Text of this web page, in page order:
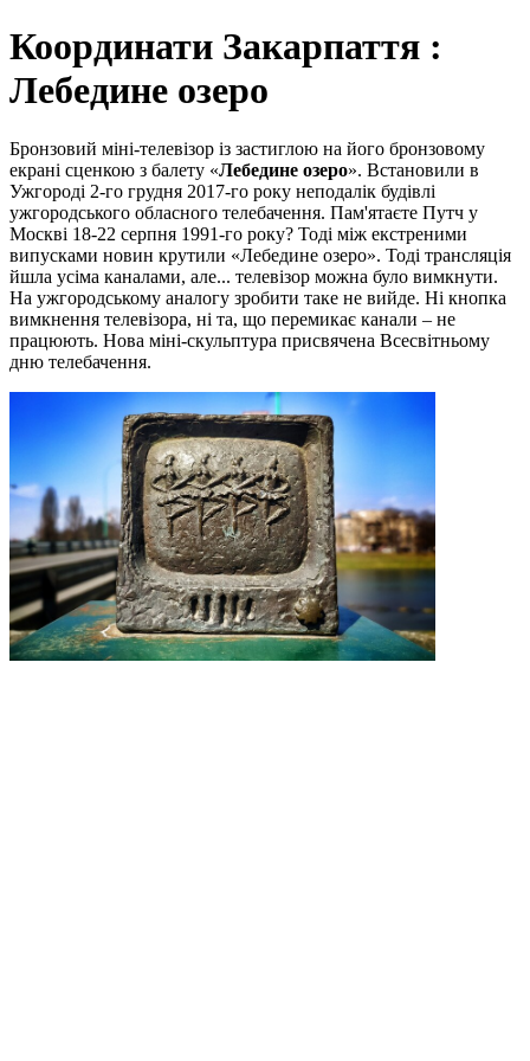
Координати Закарпаття :
Лебедине озеро
Бронзовий міні-телевізор із застиглою на його бронзовому
екрані сценкою з балету «Лебедине озеро». Встановили в
Ужгороді 2-го грудня 2017-го року неподалік будівлі
ужгородського обласного телебачення. Пам'ятаєте Путч у
Москві 18-22 серпня 1991-го року? Тоді між екстреними
випусками новин крутили «Лебедине озеро». Тоді трансляція
йшла усіма каналами, але... телевізор можна було вимкнути.
На ужгородському аналогу зробити таке не вийде. Ні кнопка
вимкнення телевізора, ні та, що перемикає канали – не
працюють. Нова міні-скульптура присвячена Всесвітньому
дню телебачення.